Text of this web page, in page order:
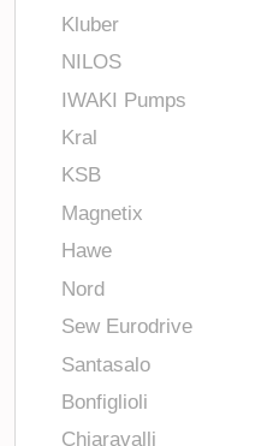
Kluber
NILOS
IWAKI Pumps
Kral
KSB
Magnetix
Hawe
Nord
Sew Eurodrive
Santasalo
Bonfiglioli
Chiaravalli